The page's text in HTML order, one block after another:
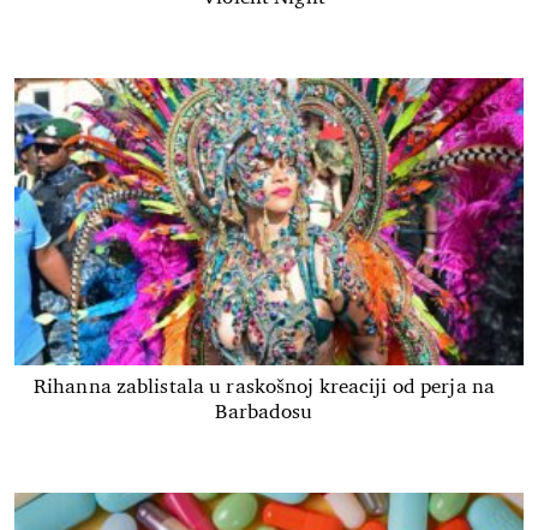
Rihanna zablistala u raskošnoj kreaciji od perja na
Barbadosu